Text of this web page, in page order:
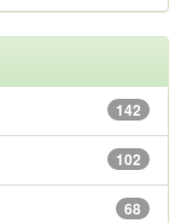
142
102
68